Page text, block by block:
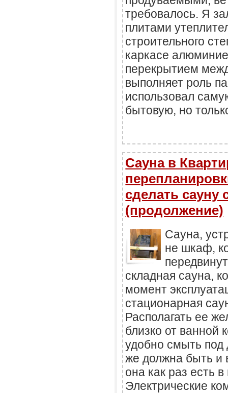
требовалось. Я
плитами
строительного
каркасе
перекрытием
выполняет роль
использовал
бытовую, но
Сауна в
сделать сауну
(продолжение)
Сауна,
не шкаф,
складная сауна,
момент
стационарная
Располагать ее
близко от ванной
удобно смыть
же должна быть и
она как раз есть
Электрические